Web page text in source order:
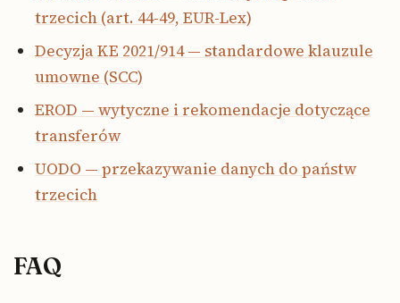
trzecich (art. 44-49, EUR-Lex)
Decyzja KE 2021/914 — standardowe klauzule
umowne (SCC)
EROD — wytyczne i rekomendacje dotyczące
transferów
UODO — przekazywanie danych do państw
trzecich
FAQ